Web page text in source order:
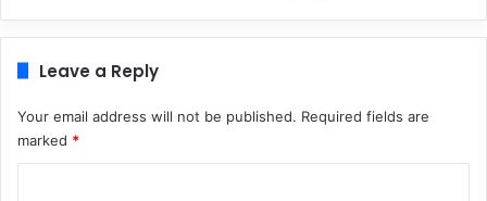
Leave a Reply
Your email address will not be published. Required fields are
marked *